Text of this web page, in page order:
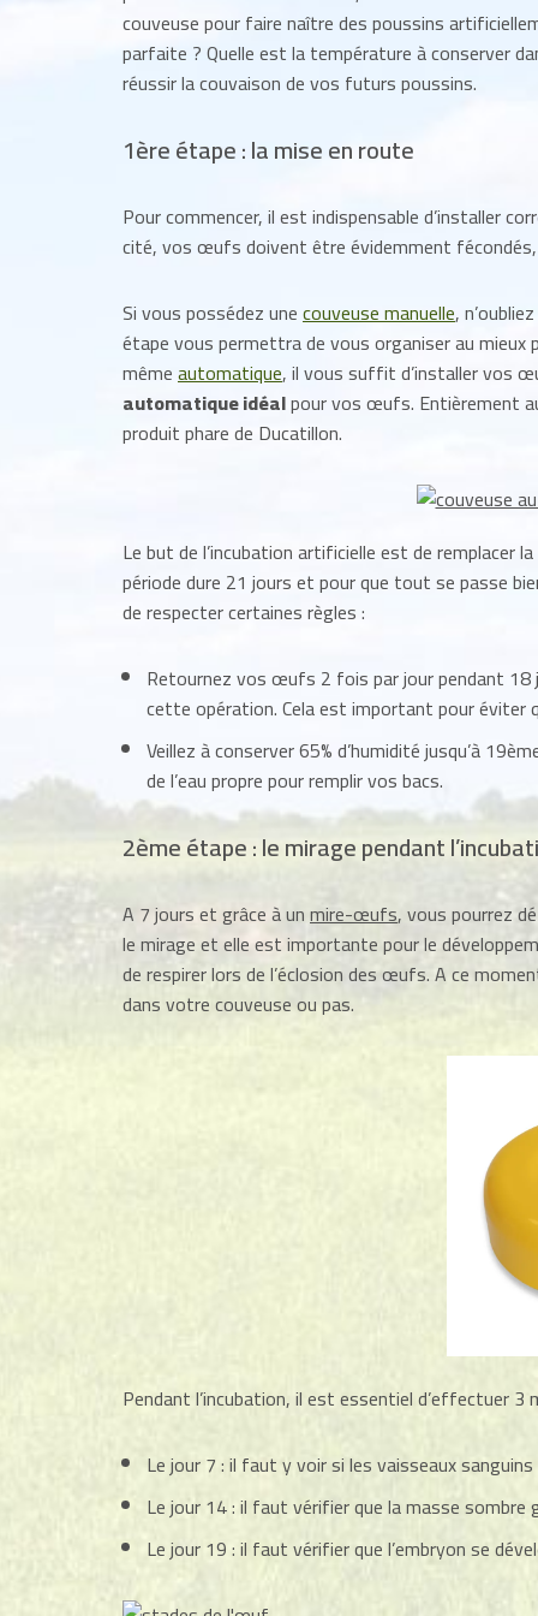
couveuse pour faire naître des poussins
parfaite ? Quelle est la température à conserver
réussir la couvaison de vos futurs poussins.
1ère étape : la mise en route
Pour commencer, il est indispensable d’installer
cité, vos œufs doivent être évidemment
Si vous possédez unecouveuse manuelle,
étape vous permettra de vous organiser au mieux
mêmeautomatique, il vous suffit d’installer vos
automatique idéalpour vos œufs. Entièrement
produit phare de Ducatillon.
Le but de l’incubation artificielle est de remplacer
période dure 21 jours et pour que tout se passe
de respecter certaines règles :
Retournez vos œufs 2 fois par jour pendant
cette opération. Cela est important pour éviter
Veillez à conserver 65% d’humidité jusqu’à
de l’eau propre pour remplir vos bacs.
2ème étape : le mirage pendant
A 7 jours et grâce à unmire-œufs, vous pourrez
le mirage et elle est importante pour le
de respirer lors de l’éclosion des œufs. A ce
dans votre couveuse ou pas.
Pendant l’incubation, il est essentiel d’effectuer 3
Le jour 7 : il faut y voir si les vaisseaux
Le jour 14 : il faut vérifier que la masse sombre
Le jour 19 : il faut vérifier que l’embryon se